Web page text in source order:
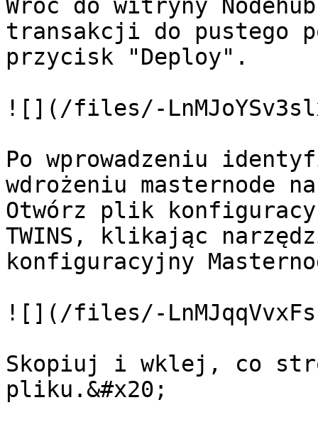
Wróć do witryny
transakcji do pustego
przycisk "Deploy".
![](/files/-
Po wprowadzeniu
wdrożeniu masternode
Otwórz plik
TWINS, klikając
konfiguracyjny
![](/files/-
Skopiuj i wklej, co
pliku.&#x20;